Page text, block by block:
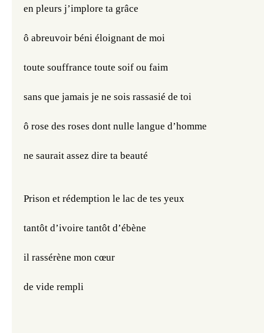
en pleurs j’implore ta grâce
ô abreuvoir béni éloignant de moi
toute souffrance toute soif ou faim
sans que jamais je ne sois rassasié de toi
ô rose des roses dont nulle langue d’homme
ne saurait assez dire ta beauté
Prison et rédemption le lac de tes yeux
tantôt d’ivoire tantôt d’ébène
il rassérène mon cœur
de vide rempli